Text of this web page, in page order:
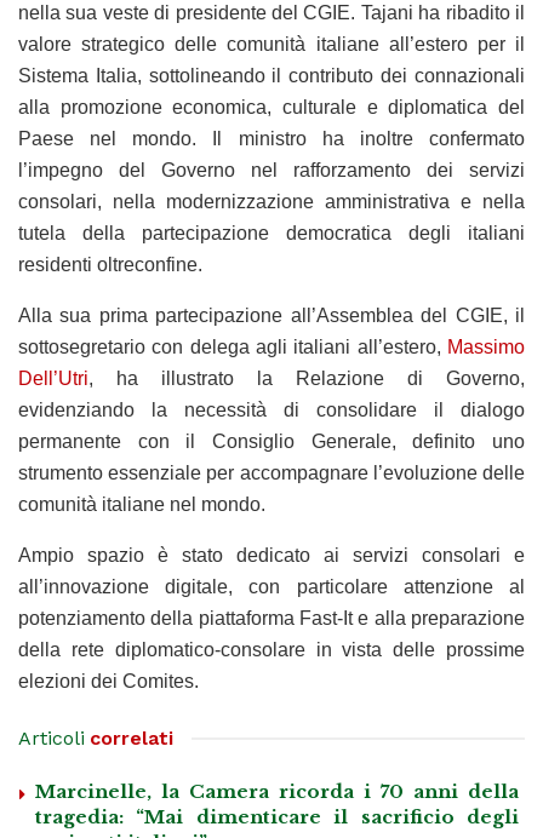
nella sua veste di presidente del CGIE. Tajani ha ribadito il
valore strategico delle comunità italiane all’estero per il
Sistema Italia, sottolineando il contributo dei connazionali
alla promozione economica, culturale e diplomatica del
Paese nel mondo. Il ministro ha inoltre confermato
l’impegno del Governo nel rafforzamento dei servizi
consolari, nella modernizzazione amministrativa e nella
tutela della partecipazione democratica degli italiani
residenti oltreconfine.
Alla sua prima partecipazione all’Assemblea del CGIE, il
sottosegretario con delega agli italiani all’estero, Massimo
Dell’Utri, ha illustrato la Relazione di Governo,
evidenziando la necessità di consolidare il dialogo
permanente con il Consiglio Generale, definito uno
strumento essenziale per accompagnare l’evoluzione delle
comunità italiane nel mondo.
Ampio spazio è stato dedicato ai servizi consolari e
all’innovazione digitale, con particolare attenzione al
potenziamento della piattaforma Fast-It e alla preparazione
della rete diplomatico-consolare in vista delle prossime
elezioni dei Comites.
Articoli correlati
Marcinelle, la Camera ricorda i 70 anni della
tragedia: “Mai dimenticare il sacrificio degli